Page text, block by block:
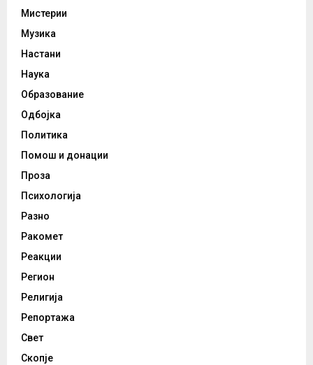
Мистерии
Музика
Настани
Наука
Образование
Одбојка
Политика
Помош и донации
Проза
Психологија
Разно
Ракомет
Реакции
Регион
Религија
Репортажа
Свет
Скопје